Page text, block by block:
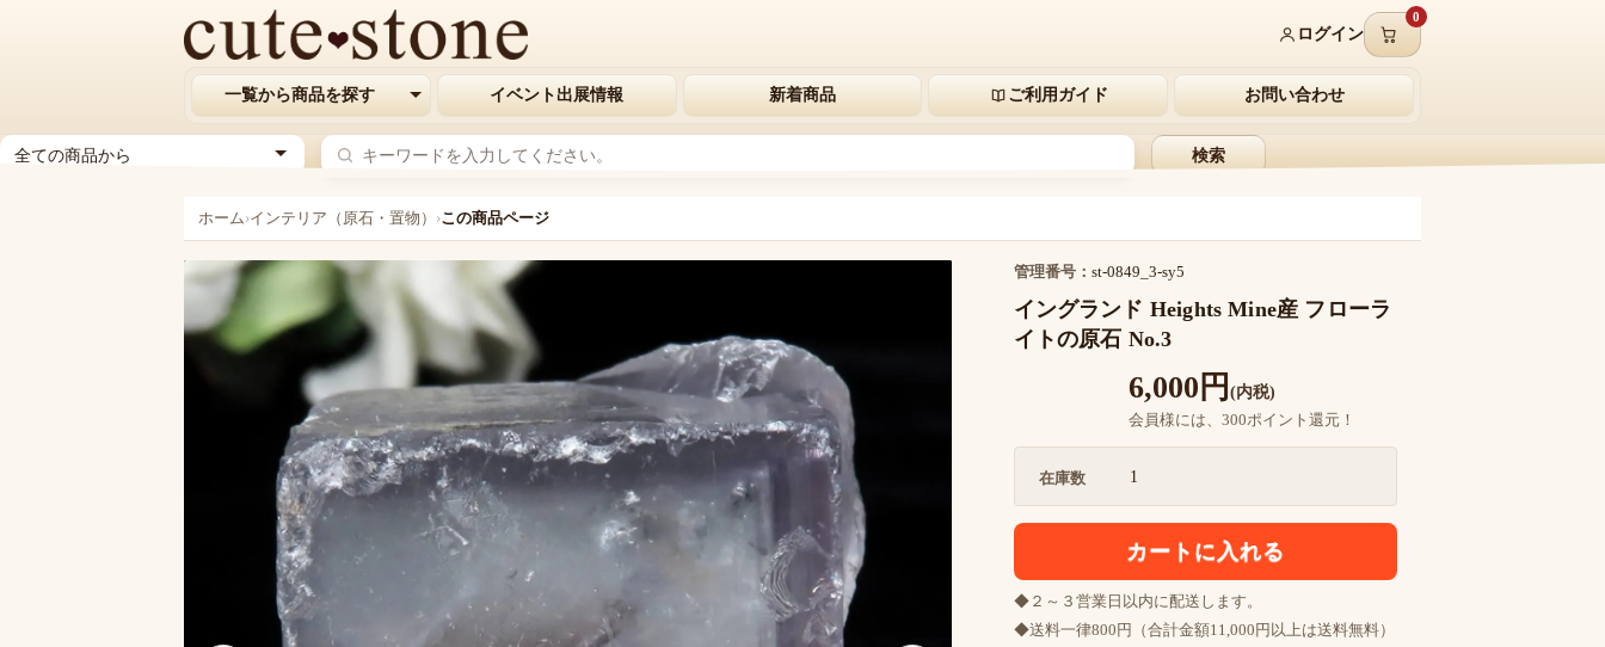
ログイン
0
一覧から商品を探す イベント出展情報 新着商品 ご利用ガイド お問い合わせ
ジ
検索
ホーム›インテリア（原石・置物） ›この商品ページ
管理番号： st-0849_3-sy5
イングランド Heights Mine産 フローラ
イトの原石 No.3
6,000円 (内税)
会員様には、300ポイント還元！
在庫数 1
◆２～３営業日以内に配送します。
◆送料一律800円（合計金額11,000円以上は送料無料）